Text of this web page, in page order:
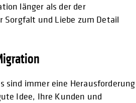
länger als der der
Sorgfalt und Liebe zum Detail
sind immer eine
Idee, Ihre Kunden und